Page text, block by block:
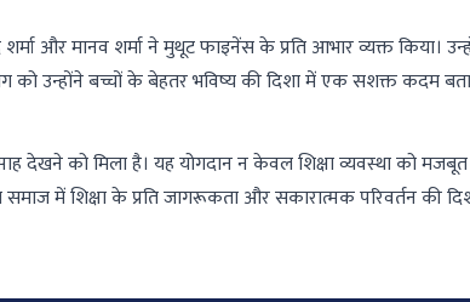
और मानव शर्मा ने मुथूट फाइनेंस के प्रति आभार व्यक्त किया।
उन्होंने बच्चों के बेहतर भविष्य की दिशा में एक सशक्त कदम
को मिला है। यह योगदान न केवल शिक्षा व्यवस्था को मजबूत
में शिक्षा के प्रति जागरूकता और सकारात्मक परिवर्तन की